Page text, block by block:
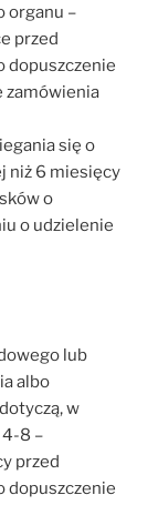
organu –
przed
dopuszczenie
zamówienia
się o
niż 6 miesięcy
o
o udzielenie
lub
albo
w
8 –
przed
dopuszczenie